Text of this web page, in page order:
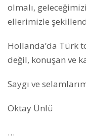
olmalı,
ellerimizle
Hollanda’da Türk
değil, konuşan ve
Saygı ve
Oktay Ünlü
…